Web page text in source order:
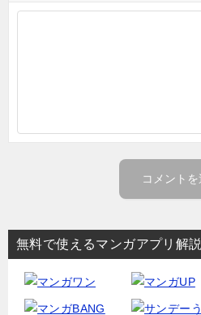
無料で使えるマンガアプリ解説